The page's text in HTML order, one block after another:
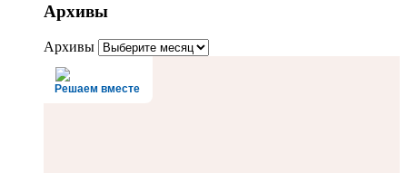
Архивы
Архивы
Решаем вместе